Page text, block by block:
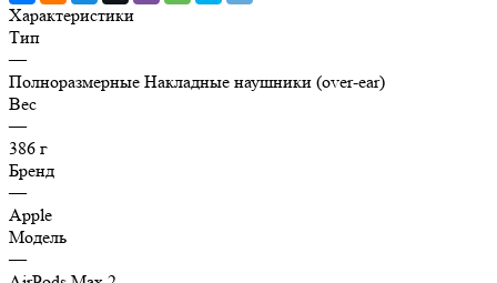
Характеристики
Тип
—
Полноразмерные Накладные наушники (over-ear)
Вес
—
386 г
Бренд
—
Apple
Модель
—